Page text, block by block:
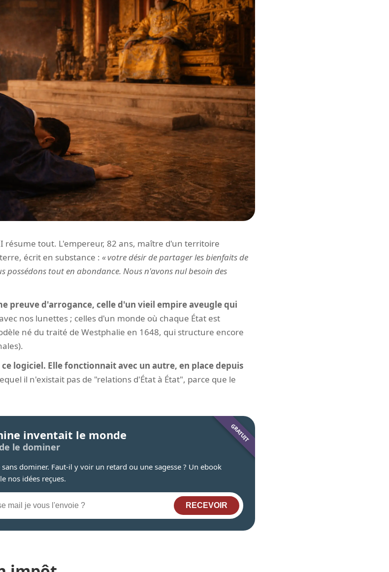
résume tout. L'empereur, 82 ans, maître d'un territoire
écrit en substance :
votre désir de partager les bienfaits de
possédons tout en abondance. Nous n'avons nul besoin des
preuve d'arrogance, celle d'un vieil empire aveugle qui
nos lunettes ; celles d'un monde où chaque État est
né du traité de Westphalie en 1648, qui structure encore
logiciel. Elle fonctionnait avec un autre, en place depuis
il n'existait pas de "relations d'État à État", parce que le
inventait le monde
le dominer
sans dominer. Faut-il y voir un retard ou une sagesse ? Un ebook
nos idées reçues.
RECEVOIR